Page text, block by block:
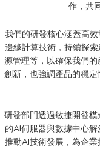
作，共
我們的研發核心涵蓋高
邊緣計算技術，持續探
源管理等，以確保我們
創新，也強調產品的穩
研發部門透過敏捷開發
的AI伺服器與數據中心
推動AI技術發展，為企